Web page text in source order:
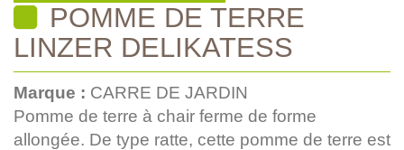
POMME DE TERRE
LINZER DELIKATESS
Marque : CARRE DE JARDIN
Pomme de terre à chair ferme de forme
allongée. De type ratte, cette pomme de terre est